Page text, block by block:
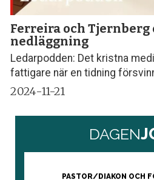
Ferreira och Tjernberg
nedläggning
Ledarpodden: Det kristna
fattigare när en tidning
2024-11-21